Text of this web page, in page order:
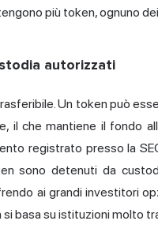
più token, ognuno
autorizzati
Un token può
il che mantiene il fondo
registrato presso la
sono detenuti da
ai grandi investitori
basa su istituzioni molto